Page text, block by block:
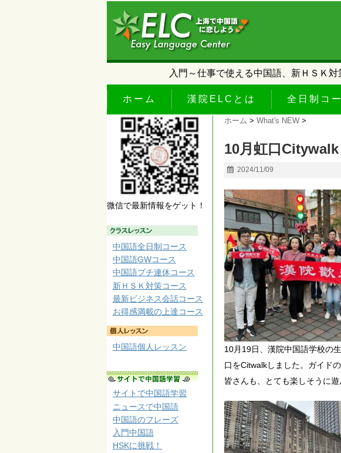
入門～仕事で使える中国語、新ＨＳＫ
ホーム 漢院ELCとは 全日制コ
ホーム > What's NEW >
10月虹口Citywalk
2024/11/09
10月19日、漢院中国語学校の
口をCitwalkしました。ガイド
皆さんも、とても楽しそうに遊
微信で最新情報をゲット！
中国語全日制コース
中国語GWコース
中国語プチ連休コース
新ＨＳＫ対策コース
最新ビジネス会話コース
お得感満載の上達コース
中国語個人レッスン
サイトで中国語学習
ニュースで中国語
中国語のフレーズ
入門中国語
HSKに挑戦！